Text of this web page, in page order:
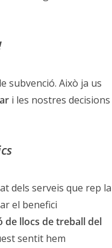
subvenció. Això ja us
i les nostres decisions
dels serveis que rep la
el benefici
de llocs de treball del
sentit hem